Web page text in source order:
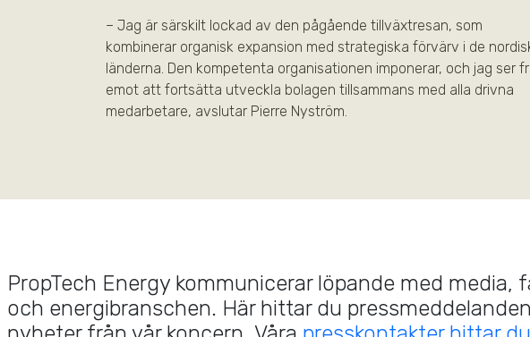
– Jag är särskilt lockad av den pågående tillväxtresan, som
kombinerar organisk expansion med strategiska förvärv i de
länderna. Den kompetenta organisationen imponerar, och jag ser
emot att fortsätta utveckla bolagen tillsammans med alla drivna
medarbetare, avslutar Pierre Nyström.
PropTech Energy kommunicerar löpande med media,
och energibranschen. Här hittar du